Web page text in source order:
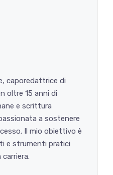
caporedattrice di
oltre 15 anni di
e scrittura
a sostenere
Il mio obiettivo è
e strumenti pratici